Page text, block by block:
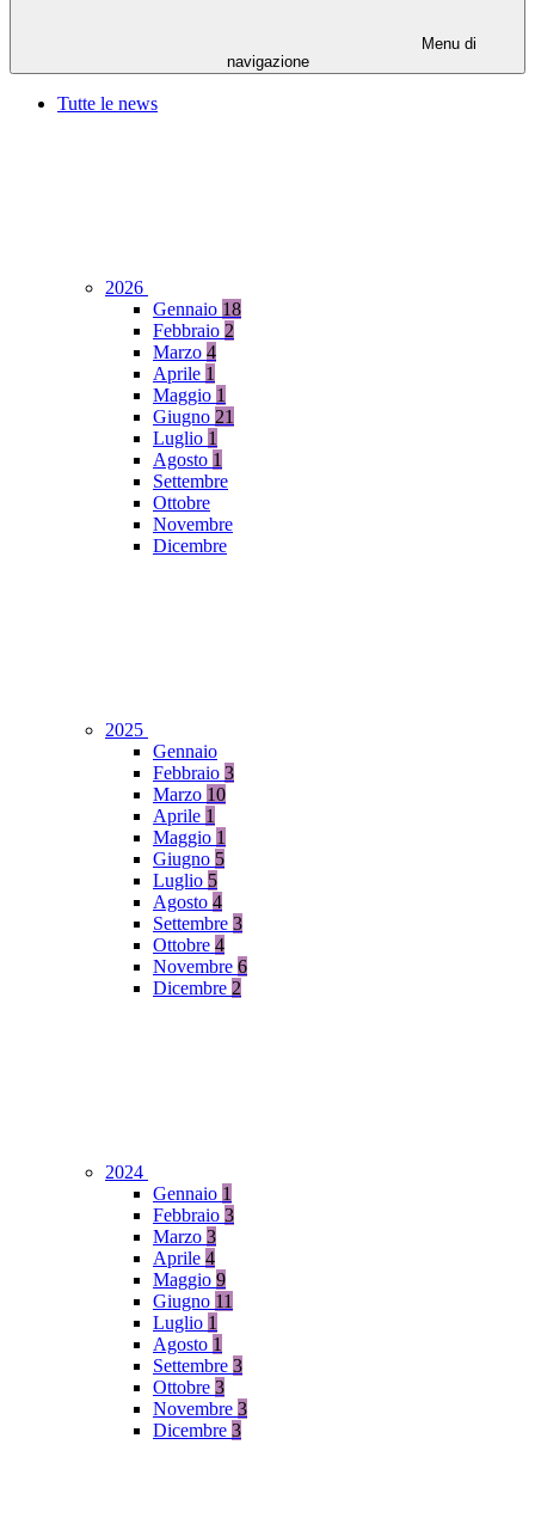
Menu di
navigazione
Tutte le news
2026
Gennaio 18
Febbraio 2
Marzo 4
Aprile 1
Maggio 1
Giugno 21
Luglio 1
Agosto 1
Settembre
Ottobre
Novembre
Dicembre
2025
Gennaio
Febbraio 3
Marzo 10
Aprile 1
Maggio 1
Giugno 5
Luglio 5
Agosto 4
Settembre 3
Ottobre 4
Novembre 6
Dicembre 2
2024
Gennaio 1
Febbraio 3
Marzo 3
Aprile 4
Maggio 9
Giugno 11
Luglio 1
Agosto 1
Settembre 3
Ottobre 3
Novembre 3
Dicembre 3